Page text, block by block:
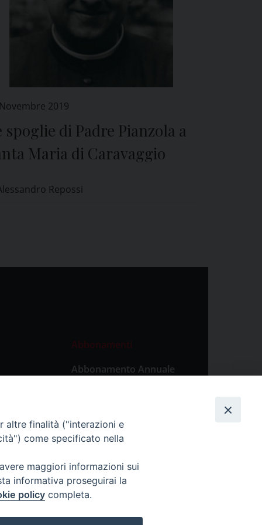
2019
spoglie di Padre Pianzola a
Maria di Caravaggio
Repossi
Abbonamenti
Abbonamento Annuale
Abbonamento Singola
altre finalità ("interazioni e
come specificato nella
maggiori informazioni sui
informativa proseguirai la
policy completa.